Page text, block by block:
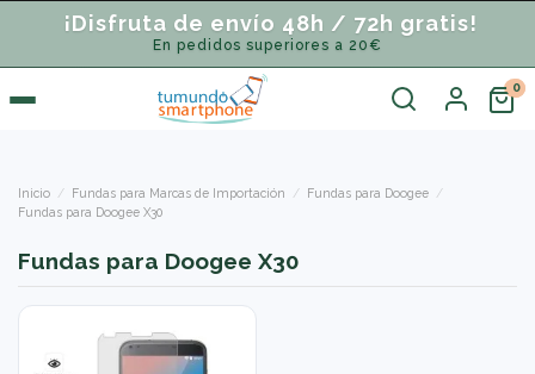
¡Disfruta de envío 48h / 72h gratis!
En pedidos superiores a 20€
Inicio Fundas para Marcas de Importación
Fundas para Doogee
Fundas para Doogee X30
Fundas para Doogee X30